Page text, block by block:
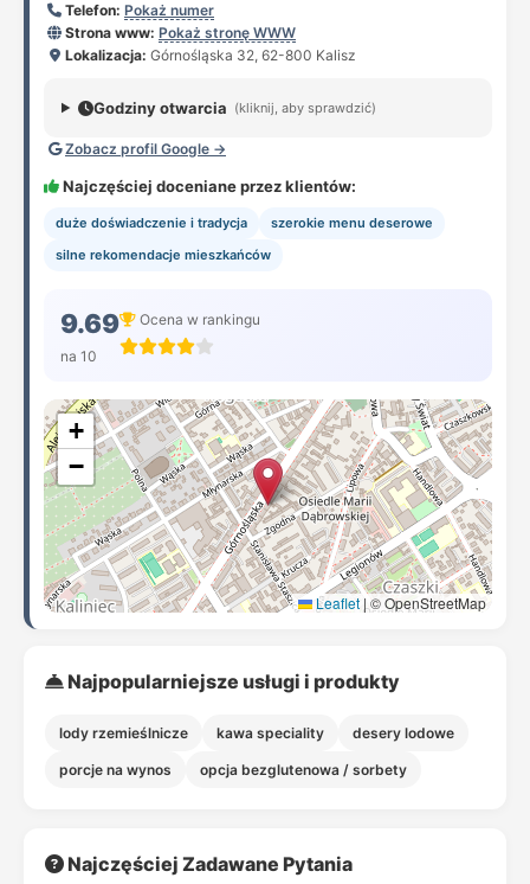
Telefon: Pokaż numer
Strona www: Pokaż stronę WWW
Lokalizacja: Górnośląska 32, 62-800 Kalisz
Godziny otwarcia (kliknij, aby sprawdzić)
Zobacz profil Google →
Najczęściej doceniane przez klientów:
duże doświadczenie i tradycja
szerokie menu deserowe
silne rekomendacje mieszkańców
9.69
na 10
Ocena w rankingu
+
−
Leaflet | © OpenStreetMap
Najpopularniejsze usługi i produkty
lody rzemieślnicze kawa speciality desery lodowe
porcje na wynos opcja bezglutenowa / sorbety
Najczęściej Zadawane Pytania